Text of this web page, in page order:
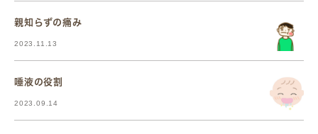
親知らずの痛み
2023.11.13
唾液の役割
2023.09.14